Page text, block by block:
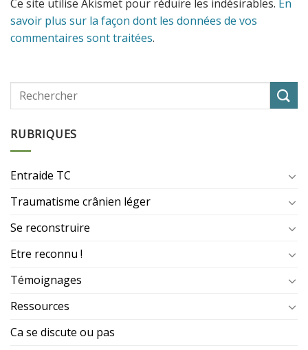
Ce site utilise Akismet pour réduire les indésirables. En
savoir plus sur la façon dont les données de vos
commentaires sont traitées.
RUBRIQUES
Entraide TC
Traumatisme crânien léger
Se reconstruire
Etre reconnu !
Témoignages
Ressources
Ca se discute ou pas